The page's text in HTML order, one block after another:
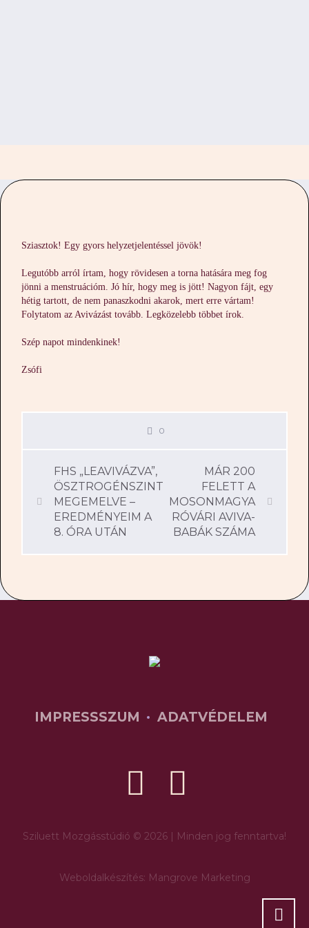
Sziasztok! Egy gyors helyzetjelentéssel jövök!
Legutóbb arról írtam, hogy rövidesen a torna hatására meg fog
jönni a menstruációm. Jó hír, hogy meg is jött! Nagyon fájt, egy
hétig tartott, de nem panaszkodni akarok, mert erre vártam!
Folytatom az Avivázást tovább. Legközelebb többet írok.
Szép napot mindenkinek!
Zsófi
0
FHS „LEAVIVÁZVA”,
ÖSZTROGÉNSZINT
MEGEMELVE –
EREDMÉNYEIM A
8. ÓRA UTÁN
MÁR 200
FELETT A
MOSONMAGYA
RÓVÁRI AVIVA-
BABÁK SZÁMA
IMPRESSSZUM ADATVÉDELEM
Sziluett Mozgásstúdió © 2026 | Minden jog fenntartva!
Weboldalkészítés: Mangrove Marketing